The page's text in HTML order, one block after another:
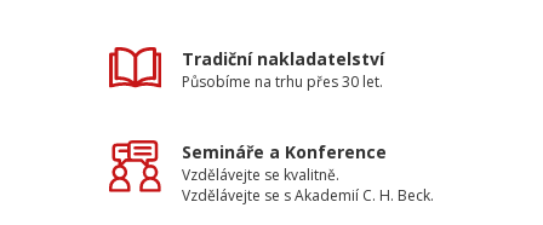
Tradiční nakladatelství
Působíme na trhu přes 30 let.
Semináře a Konference
Vzdělávejte se kvalitně.
Vzdělávejte se s Akademií C. H. Beck.